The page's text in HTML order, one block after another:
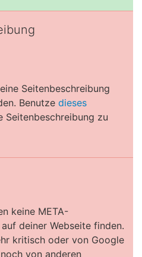
Seitenbeschreibung
Benutze dieses
Seitenbeschreibung zu
keine META-
deiner Webseite finden.
kritisch oder von Google
von anderen